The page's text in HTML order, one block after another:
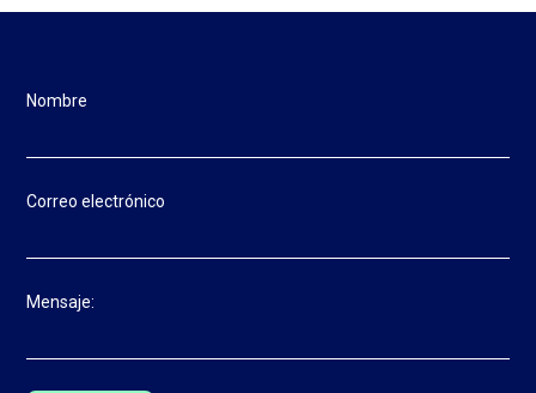
Nombre
Correo electrónico
Mensaje: